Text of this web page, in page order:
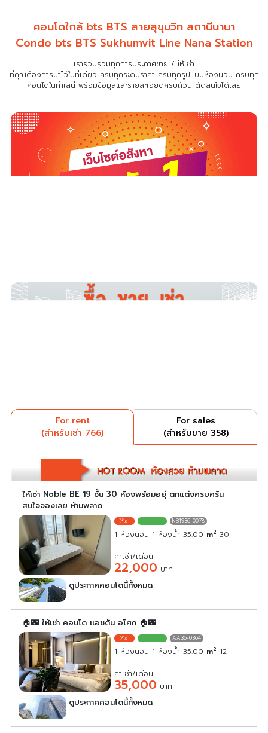
คอนโดใกล้ bts BTS สายสุขุมวิท สถานีนานา
Condo bts BTS Sukhumvit Line Nana Station
เรารวบรวมทุกการประกาศขาย / ให้เช่า
ที่คุณต้องการมาไว้ในที่เดียว ครบทุกระดับราคา ครบทุกรูปแบบห้องนอน ครบทุก
คอนโดในทำเลนี้ พร้อมข้อมูลและรายละเอียดครบถ้วน ตัดสินใจได้เลย
For rent
(สำหรับเช่า 766)
For sales
(สำหรับขาย 358)
ให้เช่า Noble BE 19 ชั้น 30 ห้องพร้อมอยุ่ ตกแต่งครบครัน
สนใจจองเลย ห้ามพลาด
NB1936-0078
1 ห้องนอน 1 ห้องน้ำ 35.00 m2 30
ค่าเช่า/เดือน
22,000 บาท
ดูประกาศคอนโดนี้ทั้งหมด
เลือกดูประกาศคอนโดนี้
🏠🌃 ให้เช่า คอนโด เเอชตัน อโศก 🏠🌃
AA36-0364
1 ห้องนอน 1 ห้องน้ำ 35.00 m2 12
ค่าเช่า/เดือน
35,000 บาท
ดูประกาศคอนโดนี้ทั้งหมด
เลือกดูประกาศคอนโดนี้